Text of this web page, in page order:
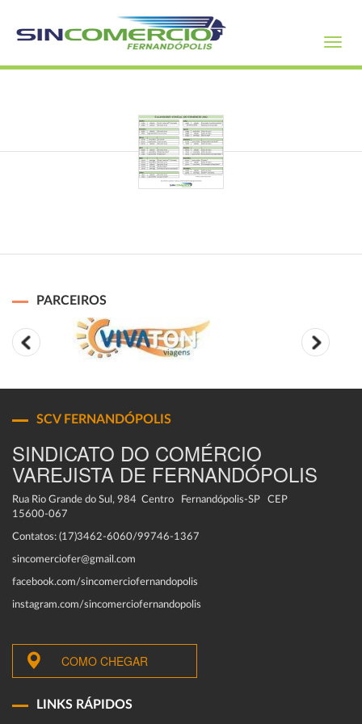
PARCEIROS
SCV FERNANDÓPOLIS
SINDICATO DO COMÉRCIO
VAREJISTA DE FERNANDÓPOLIS
Rua Rio Grande do Sul, 984 Centro Fernandópolis-SP CEP
15600-067
Contatos: (17)3462-6060/99746-1367
sincomerciofer@gmail.com
facebook.com/sincomerciofernandopolis
instagram.com/sincomerciofernandopolis
COMO CHEGAR
LINKS RÁPIDOS